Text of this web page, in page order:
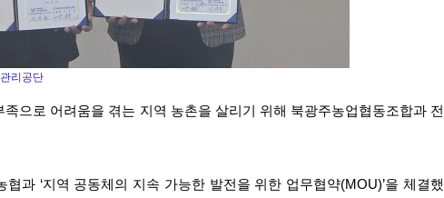
리공단
으로 어려움을 겪는 지역 농촌을 살리기 위해 북광주농업협동조합과 전
과 ‘지역 공동체의 지속 가능한 발전을 위한 업무협약(MOU)’을 체결했